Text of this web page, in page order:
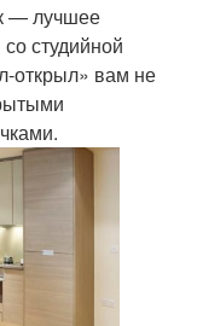
— лучшее
студийной
открыл» вам не